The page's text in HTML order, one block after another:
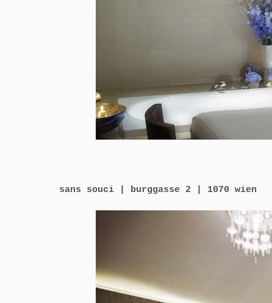
sans souci | burggasse 2 | 1070 wien